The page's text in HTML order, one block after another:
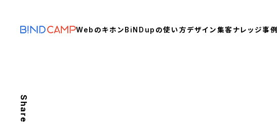
Webのキホン BiNDupの使い方デザイン集客ナレッジ事例
Share